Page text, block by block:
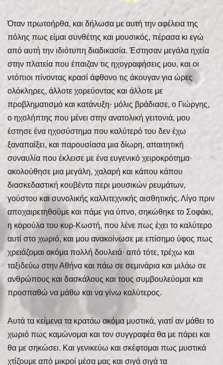
Όταν πρωτοήρθα, και δήλωσα με αυτή την αφέλεια της
πόλης πως είμαι συνθέτης και μουσικός, πέρασα κι εγώ
από αυτή την ιδιότυπη διαδικασία. Έστησαν μεγάλα ηχεία
στην πλατεία που έπαιζαν τις ηχογραφήσεις μου, και οι
ντόπιοι πίνοντας κρασί άφθονο τις άκουγαν για ώρες
ολόκληρες, άλλοτε χορεύοντας και άλλοτε με
προβληματισμό και κατάνυξη· μόλις βράδιασε, ο Γιώργης,
ο ηχολήπτης που μένει στην ανατολική γειτονιά, μου
έστησε ένα ηχοσύστημα που καλύτερό του δεν έχω
ξαναπαίξει, και παρουσίασα μια δίωρη, απαιτητική
συναυλία που έκλεισε με ένα ευγενικό χειροκρότημα·
ακολούθησε μια μεγάλη, χαλαρή και κάπου κάπου
διασκεδαστική κουβέντα περι μουσικών ρευμάτων,
γούστου και συνολικής καλλιτεχνικής αισθητικής. Λίγο πριν
αποχαιρετηθούμε και πάμε για ύπνο, σηκώθηκε το Σοφάκι,
η κορούλα του κυρ-Κωστή, που λένε πως έχει το καλύτερο
αυτί στο χωριό, και μου ανακοίνωσε με επίσημο ύφος πως
χρειάζομαι ακόμα πολλή δουλειά· από τότε, τρέχω και
ταξιδεύω στην Αθήνα και πάω σε σεμινάρια και μιλάω σε
ανθρώπους και δασκάλους και τους συμβουλεύομαι και
προσπαθώ να μάθω και να γίνω καλύτερος.
Αυτά τα κείμενα τα κρατάω ακόμα μυστικά, γιατί αν μάθει το
χωριό πως καμώνομαι και τον συγγραφέα θα με πάρει και
θα με σηκώσει. Και γενικεύω και σκέφτομαι πως μυστικά
χτίζουμε από μικροί μέσα μας και σιγά σιγά τα